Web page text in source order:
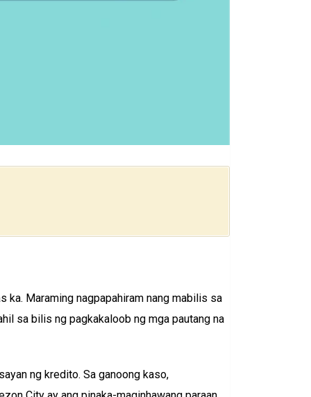
ka. Maraming nagpapahiram nang mabilis sa
sa bilis ng pagkakaloob ng mga pautang na
ng kredito. Sa ganoong kaso,